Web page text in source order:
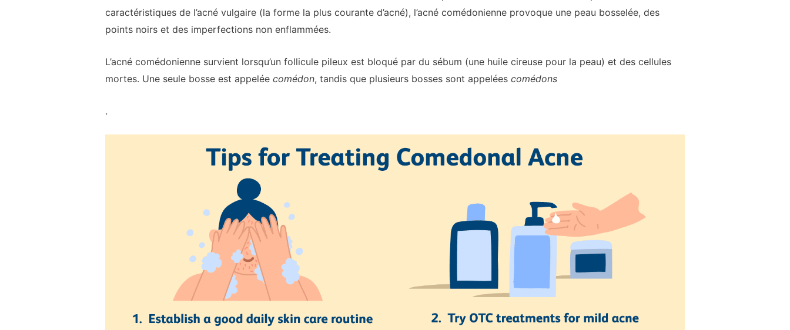
caractéristiques de l’acné vulgaire (la forme la plus courante d’acné), l’acné comédonienne provoque une peau bosselée, des
points noirs et des imperfections non enflammées.
L’acné comédonienne survient lorsqu’un follicule pileux est bloqué par du sébum (une huile cireuse pour la peau) et des cellules
mortes. Une seule bosse est appelée comédon, tandis que plusieurs bosses sont appelées comédons
.